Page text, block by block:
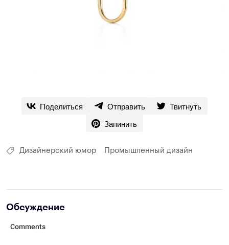
Поделиться Отправить
Твитнуть
Запинить
Дизайнерский юмор Промышленный дизайн
Обсуждение